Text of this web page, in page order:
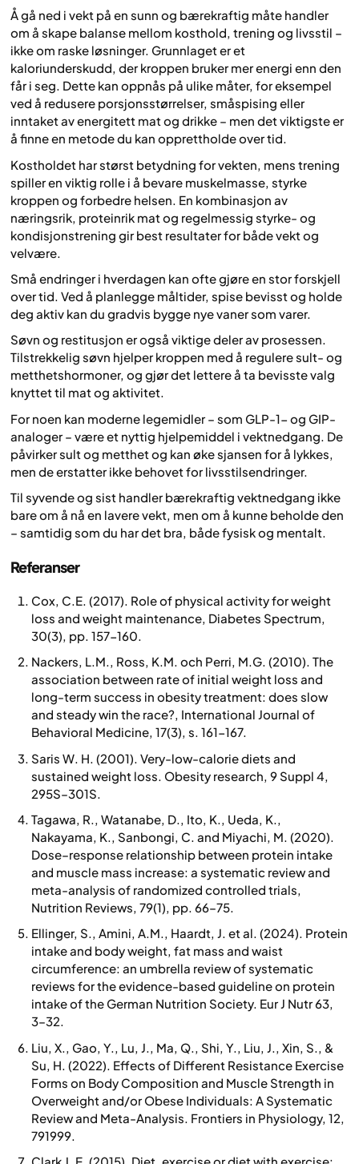
Å gå ned i vekt på en sunn og bærekraftig måte handler
om å skape balanse mellom kosthold, trening og livsstil –
ikke om raske løsninger. Grunnlaget er et
kaloriunderskudd, der kroppen bruker mer energi enn den
får i seg. Dette kan oppnås på ulike måter, for eksempel
ved å redusere porsjonsstørrelser, småspising eller
inntaket av energitett mat og drikke – men det viktigste er
å finne en metode du kan opprettholde over tid.
Kostholdet har størst betydning for vekten, mens trening
spiller en viktig rolle i å bevare muskelmasse, styrke
kroppen og forbedre helsen. En kombinasjon av
næringsrik, proteinrik mat og regelmessig styrke- og
kondisjonstrening gir best resultater for både vekt og
velvære.
Små endringer i hverdagen kan ofte gjøre en stor forskjell
over tid. Ved å planlegge måltider, spise bevisst og holde
deg aktiv kan du gradvis bygge nye vaner som varer.
Søvn og restitusjon er også viktige deler av prosessen.
Tilstrekkelig søvn hjelper kroppen med å regulere sult- og
metthetshormoner, og gjør det lettere å ta bevisste valg
knyttet til mat og aktivitet.
For noen kan moderne legemidler – som GLP-1- og GIP-
analoger – være et nyttig hjelpemiddel i vektnedgang. De
påvirker sult og metthet og kan øke sjansen for å lykkes,
men de erstatter ikke behovet for livsstilsendringer.
Til syvende og sist handler bærekraftig vektnedgang ikke
bare om å nå en lavere vekt, men om å kunne beholde den
– samtidig som du har det bra, både fysisk og mentalt.
Referanser
Cox, C.E. (2017). Role of physical activity for weight
loss and weight maintenance, Diabetes Spectrum,
30(3), pp. 157-160.
Nackers, L.M., Ross, K.M. och Perri, M.G. (2010). The
association between rate of initial weight loss and
long-term success in obesity treatment: does slow
and steady win the race?, International Journal of
Behavioral Medicine, 17(3), s. 161-167.
Saris W. H. (2001). Very-low-calorie diets and
sustained weight loss. Obesity research, 9 Suppl 4,
295S–301S.
Tagawa, R., Watanabe, D., Ito, K., Ueda, K.,
Nakayama, K., Sanbongi, C. and Miyachi, M. (2020).
Dose–response relationship between protein intake
and muscle mass increase: a systematic review and
meta-analysis of randomized controlled trials,
Nutrition Reviews, 79(1), pp. 66–75.
Ellinger, S., Amini, A.M., Haardt, J. et al. (2024). Protein
intake and body weight, fat mass and waist
circumference: an umbrella review of systematic
reviews for the evidence-based guideline on protein
intake of the German Nutrition Society. Eur J Nutr 63,
3–32.
Liu, X., Gao, Y., Lu, J., Ma, Q., Shi, Y., Liu, J., Xin, S., &
Su, H. (2022). Effects of Different Resistance Exercise
Forms on Body Composition and Muscle Strength in
Overweight and/or Obese Individuals: A Systematic
Review and Meta-Analysis. Frontiers in Physiology, 12,
791999.